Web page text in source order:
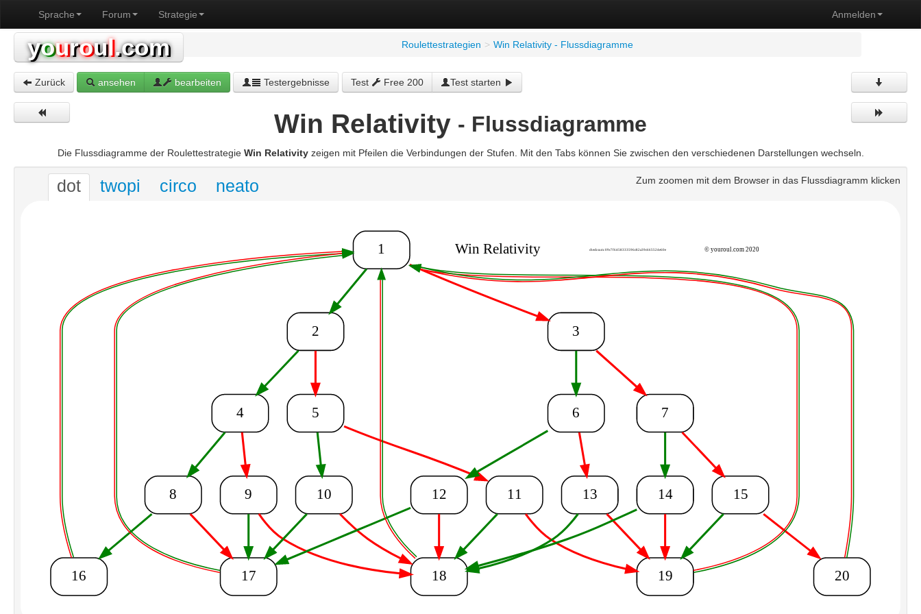
Anmelden
Sprache Forum Strategie
youroul.com Roulettestrategien > Win Relativity - Flussdiagramme
Zurück ansehen bearbeiten Testergebnisse Test Free 200 Test starten
Win Relativity - Flussdiagramme
Die Flussdiagramme der Roulettestrategie Win Relativityzeigen mit Pfeilen die Verbindungen der Stufen. Mit den Tabs können Sie zwischen den verschiedenen Darstellungen wechseln.
Zum zoomen mit dem Browser in das Flussdiagramm klicken
dot twopi circo neato